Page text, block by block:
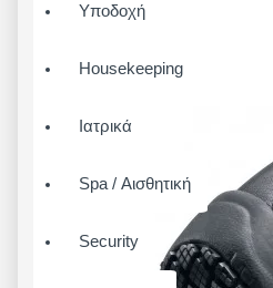
Υποδοχή
Housekeeping
Ιατρικά
Spa / Αισθητική
Security